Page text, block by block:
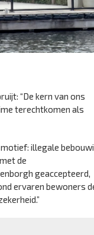
“De kern van ons
terechtkomen als
illegale
de
geaccepteerd,
ervaren bewoners